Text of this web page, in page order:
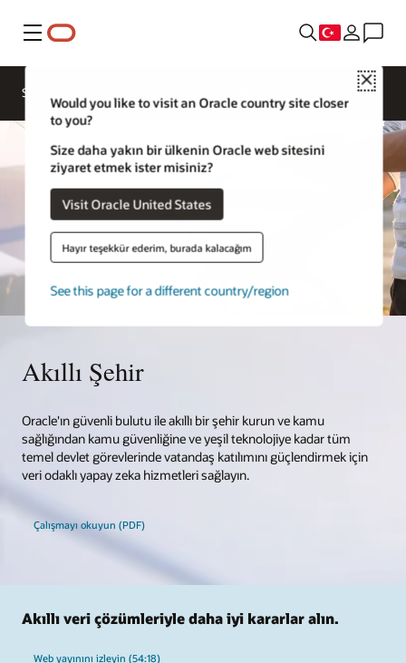
Menü
Close
Would you like to visit an Oracle country site closer
to you?
Size daha yakın bir ülkenin Oracle web sitesini
ziyaret etmek ister misiniz?
Visit Oracle United States
Hayır teşekkür ederim, burada kalacağım
See this page for a different country/region
Sectors
Akıllı Şehir
Oracle'ın güvenli bulutu ile akıllı bir şehir kurun ve kamu
sağlığından kamu güvenliğine ve yeşil teknolojiye kadar tüm
temel devlet görevlerinde vatandaş katılımını güçlendirmek için
veri odaklı yapay zeka hizmetleri sağlayın.
Çalışmayı okuyun (PDF)
Akıllı veri çözümleriyle daha iyi kararlar alın.
Web yayınını izleyin (54:18)